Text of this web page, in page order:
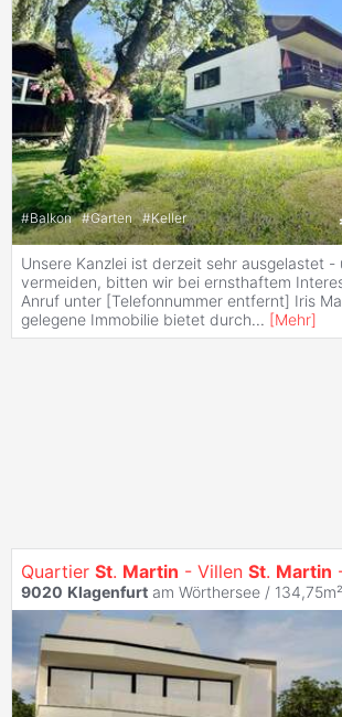
#Balkon #Garten #Keller
Unsere Kanzlei ist derzeit sehr ausgelastet -
vermeiden, bitten wir bei ernsthaftem
Anruf unter [Telefonnummer entfernt] Iris
gelegene Immobilie bietet durch... [Mehr]
Quartier St. Martin - Villen St. Martin
9020 Klagenfurt am Wörthersee /